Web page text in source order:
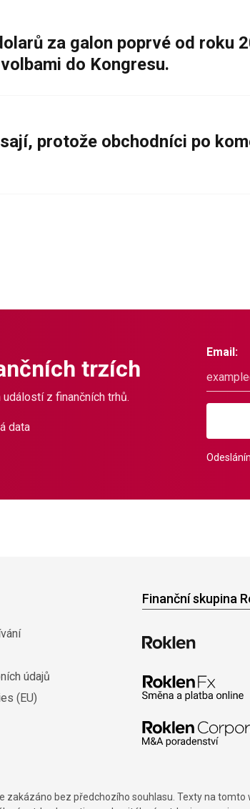
za galon poprvé od roku
do Kongresu.
protože obchodníci po
trzích
z finančních trhů.
data
Email:
údajů
(EU)
Finanční skupina
zakázáno bez předchozího souhlasu. Texty na